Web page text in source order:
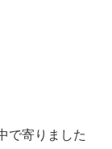
で寄りました